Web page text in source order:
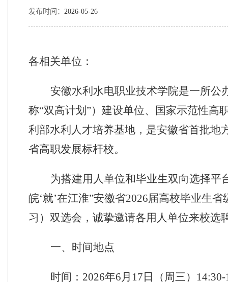
发布时间： 2026-05-26